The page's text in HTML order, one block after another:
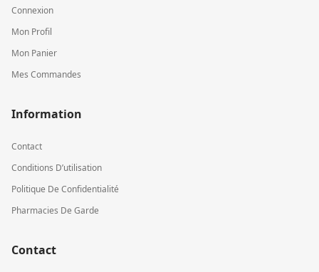
Connexion
Mon Profil
Mon Panier
Mes Commandes
Information
Contact
Conditions D’utilisation
Politique De Confidentialité
Pharmacies De Garde
Contact